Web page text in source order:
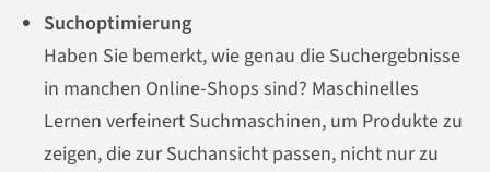
Suchoptimierung
Haben Sie bemerkt, wie genau die Suchergebnisse
in manchen Online-Shops sind? Maschinelles
Lernen verfeinert Suchmaschinen, um Produkte zu
zeigen, die zur Suchansicht passen, nicht nur zu